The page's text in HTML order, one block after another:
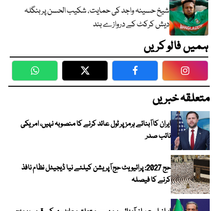
شیخ حسینہ واجد کی حمایت، شکیب الحسن پر بنگلہ
دیش کرکٹ کے دروازے بند
ہمیں فالو کریں
WhatsApp Twitter Facebook
متعلقہ خبریں
ایران کا آبنائے ہرمز پر ٹول عائد کرنے کا منصوبہ نہیں، امریکی
نائب صدر
حج 2027: پرائیویٹ حج آپریشن کیلئے نیا ڈیجیٹل نظام نافذ
کرنے کا فیصلہ